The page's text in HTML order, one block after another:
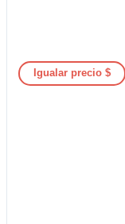
Igualar precio $